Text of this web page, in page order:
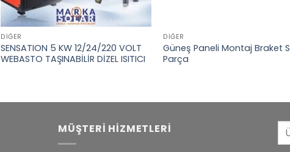
DIĞER
SENSATION 5 KW 12/24/220 VOLT
WEBASTO TAŞINABİLİR DİZEL ISITICI
DIĞER
Güneş Paneli Montaj Braket
Parça
MÜŞTERI HIZMETLERI